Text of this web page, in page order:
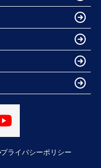
プライバシーポリシー